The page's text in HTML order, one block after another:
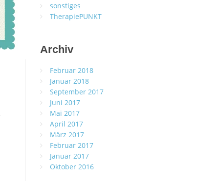
sonstiges
TherapiePUNKT
Archiv
Februar 2018
Januar 2018
September 2017
Juni 2017
Mai 2017
April 2017
März 2017
Februar 2017
Januar 2017
Oktober 2016